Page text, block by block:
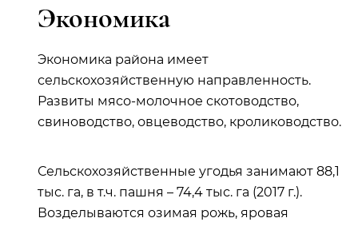
Экономика
Экономика района имеет
сельскохозяйственную направленность.
Развиты мясо-молочное скотоводство,
свиноводство, овцеводство, кролиководство.
Сельскохозяйственные угодья занимают 88,1
тыс. га, в т.ч. пашня – 74,4 тыс. га (2017 г.).
Возделываются озимая рожь, яровая